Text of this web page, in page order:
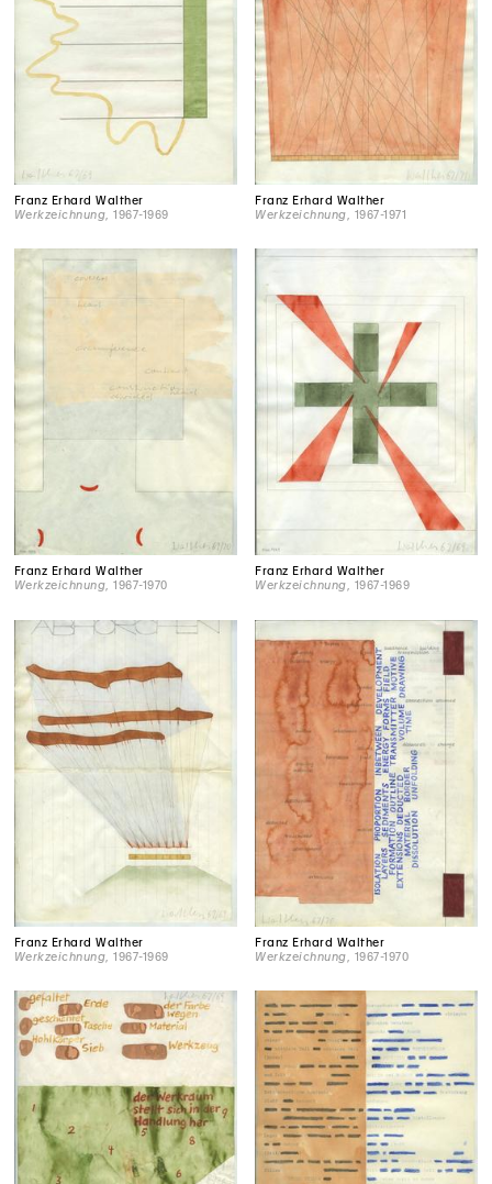
Franz Erhard Walther
Werkzeichnung , 1967-1969
Franz Erhard Walther
Werkzeichnung , 1967-1971
Franz Erhard Walther
Werkzeichnung, 1967-1970
Franz Erhard Walther
Werkzeichnung, 1967-1969
Franz Erhard Walther
Werkzeichnung , 1967-1969
Franz Erhard Walther
Werkzeichnung , 1967-1970